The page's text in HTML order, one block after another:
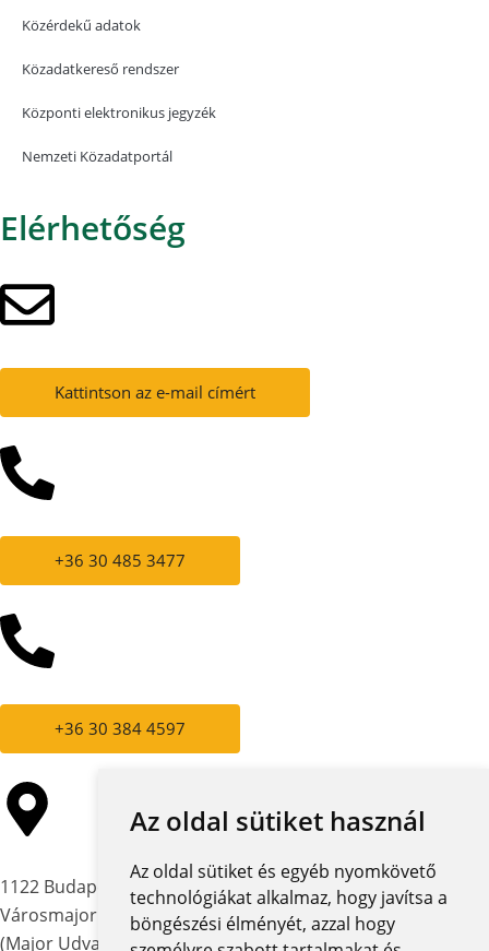
Az oldal sütiket használ
Az oldal sütiket és egyéb nyomkövető
technológiákat alkalmaz, hogy javítsa a
böngészési élményét, azzal hogy
Közérdekű adatok
Közadatkereső rendszer
Központi elektronikus jegyzék
Nemzeti Közadatportál
Elérhetőség
Kattintson az e-mail címért
+36 30 485 3477
+36 30 384 4597
1122 Budapest,
Városmajor utca 12-14.
(Major Udvar Irodaház)